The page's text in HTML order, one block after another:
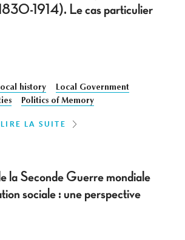
1914). Le cas particulier
history
Local Government
Politics of Memory
LIRE LA SUITE
la Seconde Guerre mondiale
sociale : une perspective